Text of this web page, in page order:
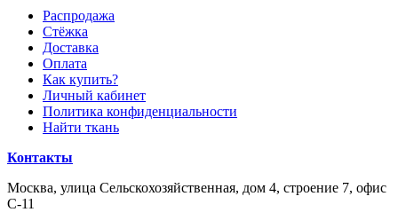
Распродажа
Стёжка
Доставка
Оплата
Как купить?
Личный кабинет
Политика конфиденциальности
Найти ткань
Контакты
Москва, улица Сельскохозяйственная, дом 4, строение 7, офис
С-11